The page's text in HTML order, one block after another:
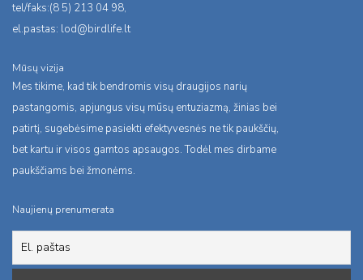
tel/faks:(8 5) 213 04 98,
el.pastas: lod@birdlife.lt
Mūsų vizija
Mes tikime, kad tik bendromis visų draugijos narių
pastangomis, apjungus visų mūsų entuziazmą, žinias bei
patirtį, sugebėsime pasiekti efektyvesnės ne tik paukščių,
bet kartu ir visos gamtos apsaugos. Todėl mes dirbame
paukščiams bei žmonėms.
Naujienų prenumerata